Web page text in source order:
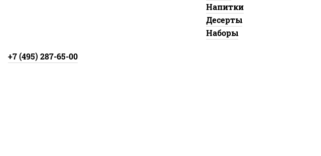
Напитки
Десерты
Наборы
+7 (495) 287-65-00